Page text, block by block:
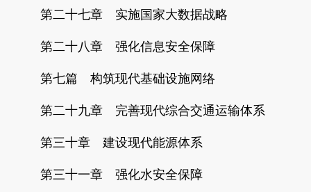
第二十七章 实施国家大数据战略
第二十八章 强化信息安全保障
第七篇 构筑现代基础设施网络
第二十九章 完善现代综合交通运输体系
第三十章 建设现代能源体系
第三十一章 强化水安全保障